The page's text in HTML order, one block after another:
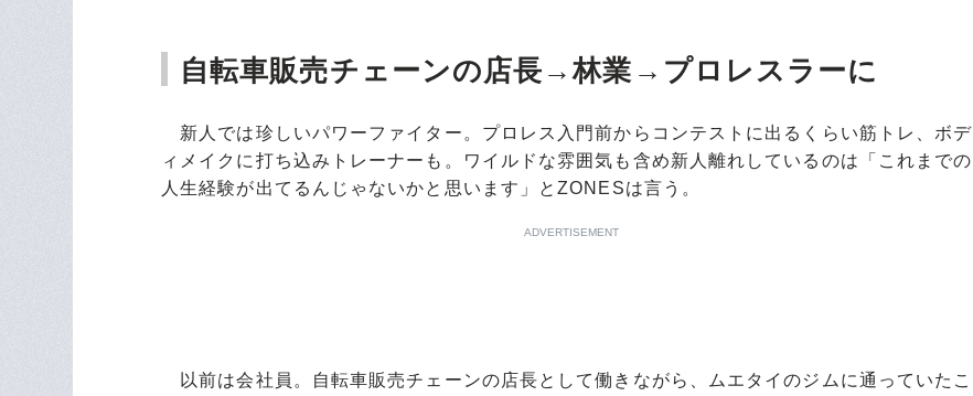
自転車販売チェーンの店長→林業→プロレスラーに
新人では珍しいパワーファイター。プロレス入門前からコンテストに出るくらい筋トレ、ボデ
ィメイクに打ち込みトレーナーも。ワイルドな雰囲気も含め新人離れしているのは「これまでの
人生経験が出てるんじゃないかと思います」とZONESは言う。
ADVERTISEMENT
以前は会社員。自転車販売チェーンの店長として働きながら、ムエタイのジムに通っていたこ